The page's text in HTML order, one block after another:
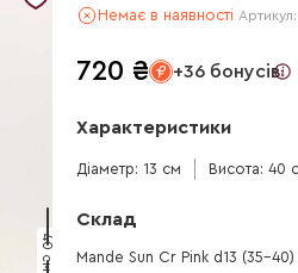
40 см
Немає в наявності Артикул:
720 ₴ +36 бонусів
Характеристики
Діаметр: 13 см Висота: 40
Склад
Mande Sun Cr Pink d13 (35-40)